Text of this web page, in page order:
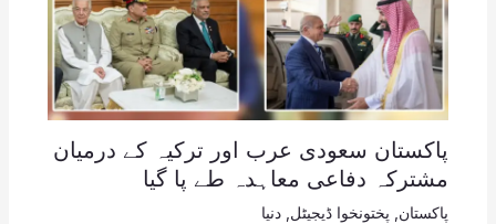
پاکستان سعودی عرب اور ترکیہ کے درمیان
مشترکہ دفاعی معاہدہ طے پا گیا
پاکستان پختونخوا ڈیجیٹل دنیا